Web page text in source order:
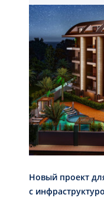
Новый проект
с